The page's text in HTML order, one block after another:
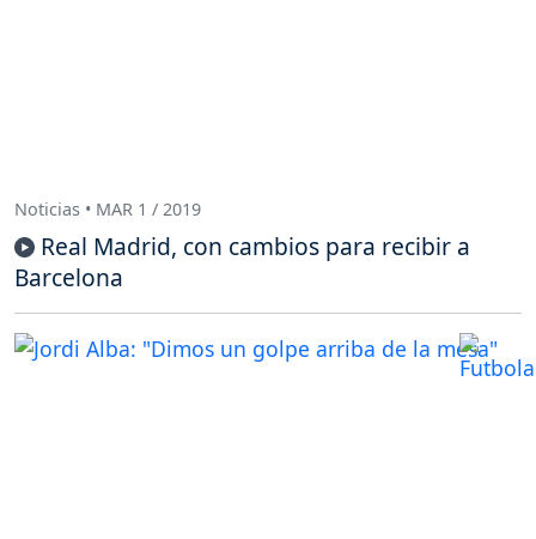
Noticias • MAR 1 / 2019
Real Madrid, con cambios para recibir a
Barcelona